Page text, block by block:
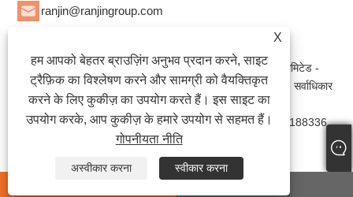
ranjin@ranjingroup.com
कॉपीराइट © 2023 क्वानझोउ बोज़ान हाइजीन प्रोडक्ट्स कंपनी लिमिटेड -
डायपोज़ेबल बेबी डायपर, डायपोज़ेबल वयस्क डायपर, सेनेटरी नैपकिन - सर्वाधिकार
सुरक्षित।
वेबसाइट तकनीकी सहायता: तियानयु नेटवर्क जैक लिन:+86-15559188336
Sitemap|RSS|
X
हम आपको बेहतर ब्राउज़िंग अनुभव प्रदान करने, साइट
ट्रैफ़िक का विश्लेषण करने और सामग्री को वैयक्तिकृत
करने के लिए कुकीज़ का उपयोग करते हैं। इस साइट का
उपयोग करके, आप कुकीज़ के हमारे उपयोग से सहमत हैं।
गोपनीयता नीति
अस्वीकार करना स्वीकार करना